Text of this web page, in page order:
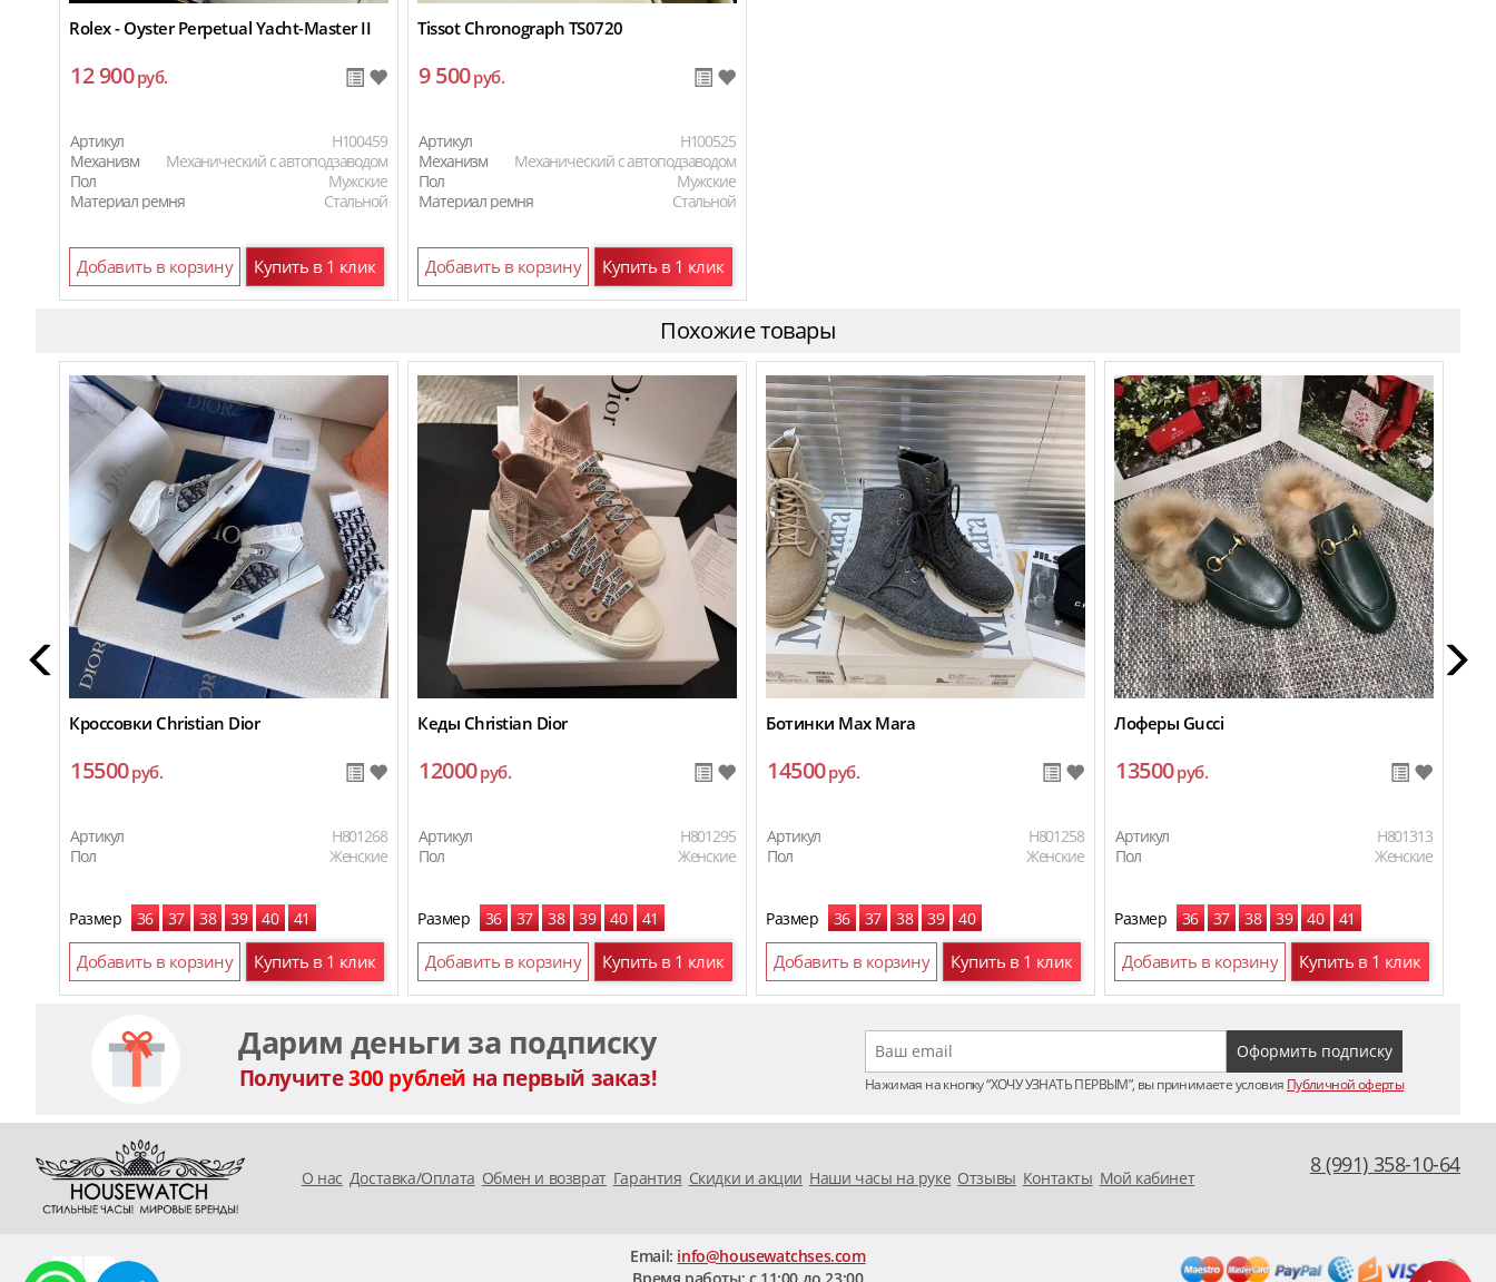
Rolex - Oyster Perpetual Yacht-Master II
12 900руб.
Артикул
H100459
Механизм
Механический с автоподзаводом
Пол
Мужские
Материал ремня
Стальной
Добавить в корзину Купить в 1 клик
Tissot Chronograph TS0720
9 500руб.
Артикул
H100525
Механизм
Механический с автоподзаводом
Пол
Мужские
Материал ремня
Стальной
Добавить в корзину Купить в 1 клик
Похожие товары
Кроссовки Christian Dior
15500руб.
Артикул
H801268
Пол
Женские
Размер 36 37 38 39 40 41
Добавить в корзину Купить в 1 клик
Кеды Christian Dior
12000руб.
Артикул
H801295
Пол
Женские
Размер 36 37 38 39 40 41
Добавить в корзину Купить в 1 клик
Ботинки Max Mara
14500руб.
Артикул
H801258
Пол
Женские
Размер 36 37 38 39 40
Добавить в корзину Купить в 1 клик
Лоферы Gucci
13500руб.
Артикул
H801313
Пол
Женские
Размер 36 37 38 39 40 41
Добавить в корзину Купить в 1 клик
Дарим деньги за подписку
Получите300 рублей на первый заказ! Нажимая на кнопку “ХОЧУ УЗНАТЬ ПЕРВЫМ”, вы принимаете условия Публичной оферты
O нас Доставка/Оплата Обмен и возврат Гарантия Скидки и акции Наши часы на руке Отзывы Контакты Мой кабинет
8 (991) 358-10-64
Email: info@housewatchses.com